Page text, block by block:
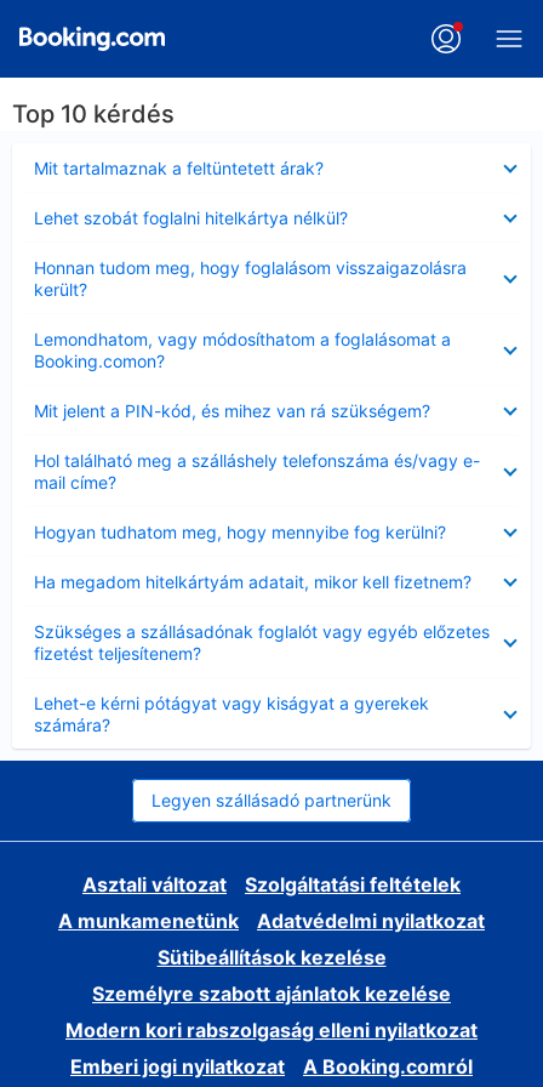
Top 10 kérdés
Mit tartalmaznak a feltüntetett árak?
Lehet szobát foglalni hitelkártya nélkül?
Honnan tudom meg, hogy foglalásom visszaigazolásra
került?
Lemondhatom, vagy módosíthatom a foglalásomat a
Booking.comon?
Mit jelent a PIN-kód, és mihez van rá szükségem?
Hol található meg a szálláshely telefonszáma és/vagy e-
mail címe?
Hogyan tudhatom meg, hogy mennyibe fog kerülni?
Ha megadom hitelkártyám adatait, mikor kell fizetnem?
Szükséges a szállásadónak foglalót vagy egyéb előzetes
fizetést teljesítenem?
Lehet-e kérni pótágyat vagy kiságyat a gyerekek
számára?
Legyen szállásadó partnerünk
Asztali változat
Szolgáltatási feltételek
A munkamenetünk
Adatvédelmi nyilatkozat
Sütibeállítások kezelése
Személyre szabott ajánlatok kezelése
Modern kori rabszolgaság elleni nyilatkozat
Emberi jogi nyilatkozat
A Booking.comról